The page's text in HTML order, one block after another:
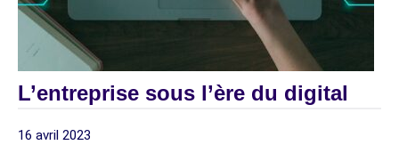
L’entreprise sous l’ère du digital
16 avril 2023